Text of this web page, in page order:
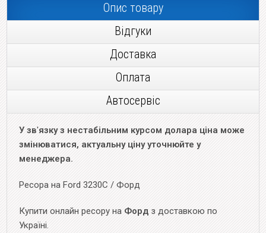
Опис товару
Відгуки
Доставка
Оплата
Автосервіс
У зв'язку з нестабільним курсом долара ціна може
змінюватися, актуальну ціну уточнюйте у
менеджера.
Ресора на Ford 3230C / Форд
Купити онлайн ресору на Форд з доставкою по
Україні.